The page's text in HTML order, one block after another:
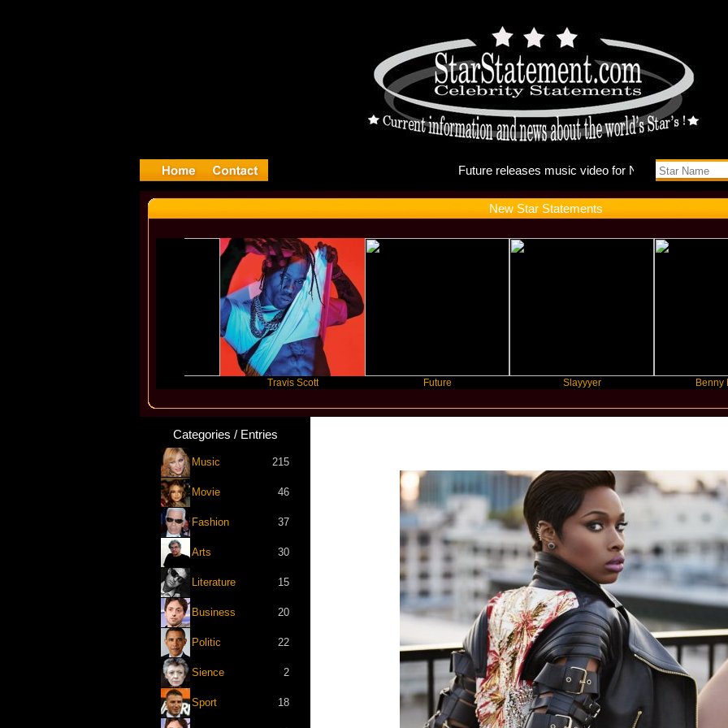
Future
New Star Statements
Travis Scott Slayyyer Benny Blanco
Categories / Entries
Music 215
Movie 46
Fashion 37
Arts 30
Literature 15
Business 20
Politic 22
Sience 2
Sport 18